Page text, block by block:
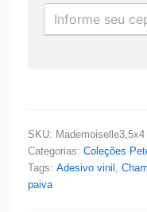
SKU: Mademoiselle3,5x4
Categorias: Coleções
Tags: Adesivo vinil ,
paiva